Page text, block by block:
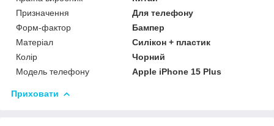
Призначення
Для телефону
Форм-фактор
Бампер
Матеріал
Силікон + пластик
Колір
Чорний
Модель телефону
Apple iPhone 15 Plus
Приховати